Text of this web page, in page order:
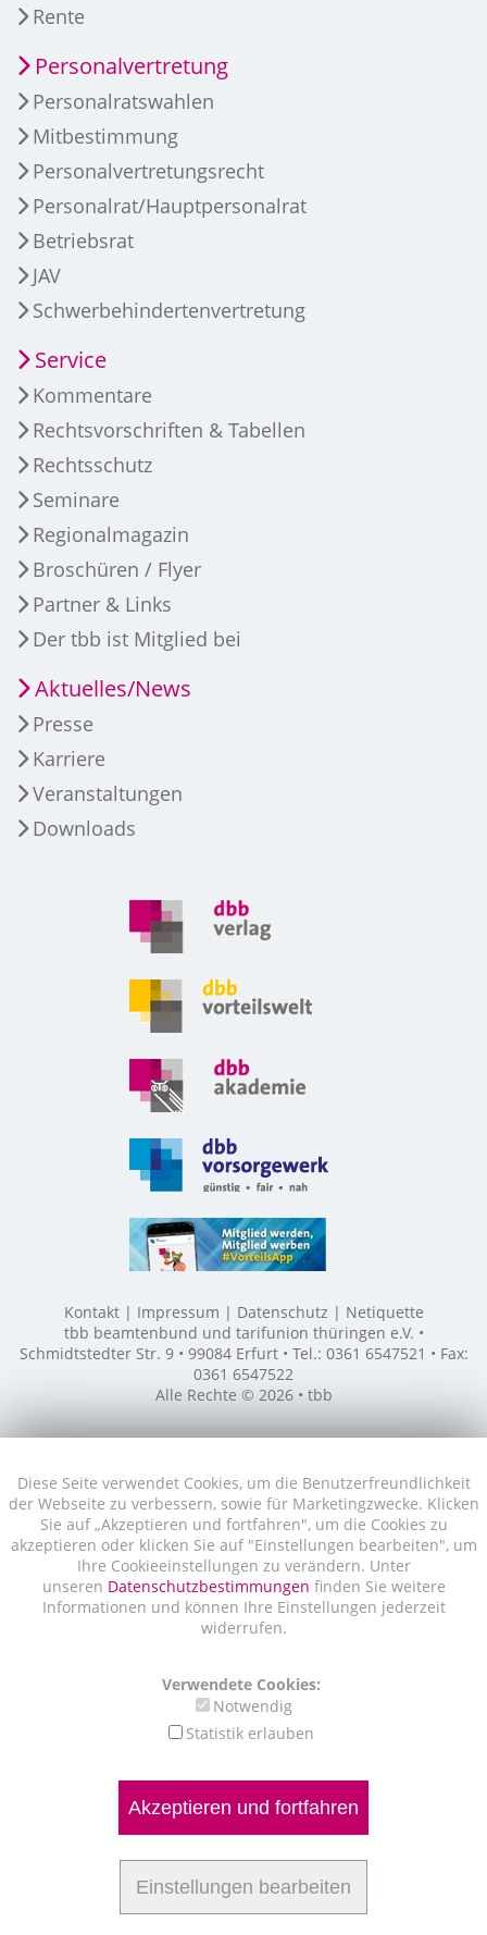
Diese Seite verwendet Cookies, um die Benutzerfreundlichkeit
der Webseite zu verbessern, sowie für Marketingzwecke. Klicken
Sie auf „Akzeptieren und fortfahren", um die Cookies zu
akzeptieren oder klicken Sie auf "Einstellungen bearbeiten", um
Ihre Cookieeinstellungen zu verändern. Unter
unseren Datenschutzbestimmungen finden Sie weitere
Informationen und können Ihre Einstellungen jederzeit
widerrufen.
Verwendete Cookies:
Notwendig
Statistik erlauben
Akzeptieren und fortfahren
Einstellungen bearbeiten
Rente
Personalvertretung
Personalratswahlen
Mitbestimmung
Personalvertretungsrecht
Personalrat/Hauptpersonalrat
Betriebsrat
JAV
Schwerbehindertenvertretung
Service
Kommentare
Rechtsvorschriften & Tabellen
Rechtsschutz
Seminare
Regionalmagazin
Broschüren / Flyer
Partner & Links
Der tbb ist Mitglied bei
Aktuelles/News
Presse
Karriere
Veranstaltungen
Downloads
Kontakt Impressum Datenschutz
Netiquette
tbb beamtenbund und tarifunion thüringen e.V. •
Schmidtstedter Str. 9 • 99084 Erfurt • Tel.: 0361 6547521 • Fax:
0361 6547522
Alle Rechte © 2026 • tbb